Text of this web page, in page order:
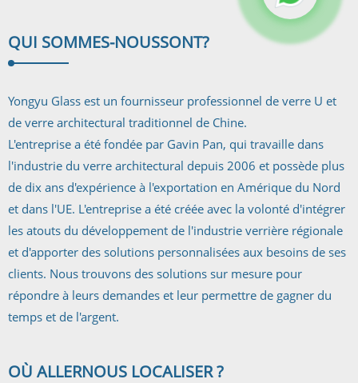
QUI SOMMES-NOUSSONT?
Yongyu Glass est un fournisseur professionnel de verre U et
de verre architectural traditionnel de Chine.
L'entreprise a été fondée par Gavin Pan, qui travaille dans
l'industrie du verre architectural depuis 2006 et possède plus
de dix ans d'expérience à l'exportation en Amérique du Nord
et dans l'UE. L'entreprise a été créée avec la volonté d'intégrer
les atouts du développement de l'industrie verrière régionale
et d'apporter des solutions personnalisées aux besoins de ses
clients. Nous trouvons des solutions sur mesure pour
répondre à leurs demandes et leur permettre de gagner du
temps et de l'argent.
OÙ ALLERNOUS LOCALISER ?